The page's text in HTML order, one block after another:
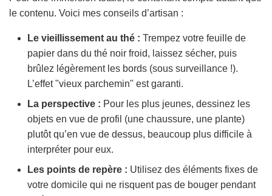
le contenu. Voici mes conseils d’artisan :
Le vieillissement au thé : Trempez votre feuille de
papier dans du thé noir froid, laissez sécher, puis
brûlez légèrement les bords (sous surveillance !).
L’effet "vieux parchemin" est garanti.
La perspective : Pour les plus jeunes, dessinez les
objets en vue de profil (une chaussure, une plante)
plutôt qu’en vue de dessus, beaucoup plus difficile à
interpréter pour eux.
Les points de repère : Utilisez des éléments fixes de
votre domicile qui ne risquent pas de bouger pendant